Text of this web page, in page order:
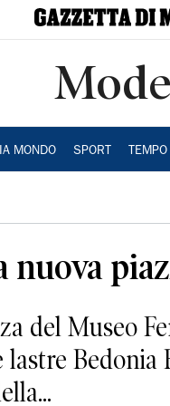
MONDO SPORT
nuova
del Museo